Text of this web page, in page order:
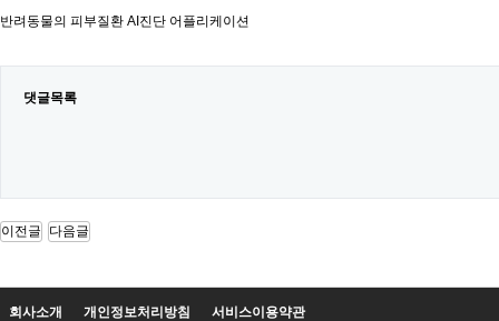
반려동물의 피부질환 AI진단 어플리케이션
댓글목록
이전글 다음글
회사소개 개인정보처리방침 서비스이용약관